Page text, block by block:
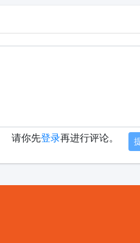
请你先登录再进行评论。